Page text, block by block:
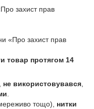
захист прав
«Про захист прав
товар протягом 14
не використовувався
тощо), нитки